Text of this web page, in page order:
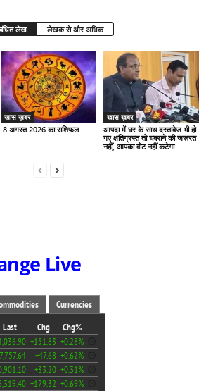
लेख लेखक से और अधिक
खास ख़बर
8 अगस्त 2026 का राशिफल
खास ख़बर
आपदा में घर के साथ दस्तावेज भी हो
गए क्षतिग्रस्त तो घबराने की जरूरत
नहीं, आपका वोट नहीं कटेगा
Live